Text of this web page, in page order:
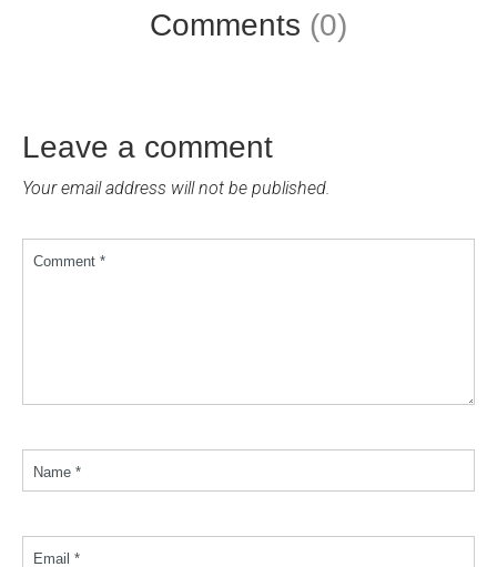
Comments (0)
Leave a comment
Your email address will not be published.
Comment *
Name *
Email *